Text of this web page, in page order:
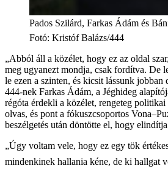
Pados Szilárd, Farkas Ádám és
Fotó: Kristóf Balázs/444
„Abból áll a közélet, hogy ez az oldal
meg ugyanezt mondja, csak fordítva. De
le ezen a szinten, és kicsit lássunk jobban
444-nek Farkas Ádám, a Jéghideg
régóta érdekli a közélet, rengeteg politikai
olvas, és pont a fókuszcsoportos
beszélgetés után döntötte el, hogy
„Úgy voltam vele, hogy ez egy tök
mindenkinek hallania kéne, de ki hallgat